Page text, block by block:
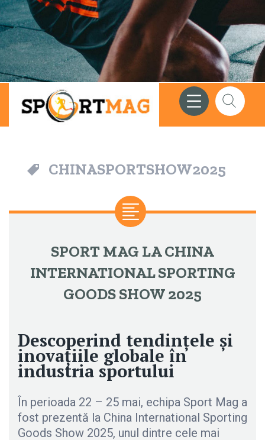
Meniu
Căutare
CHINASPORTSHOW2025
SPORT MAG LA CHINA
INTERNATIONAL SPORTING
GOODS SHOW 2025
Descoperind tendințele și
inovațiile globale în
industria sportului
În perioada 22 – 25 mai, echipa Sport Mag a
fost prezentă la China International Sporting
Goods Show 2025, unul dintre cele mai